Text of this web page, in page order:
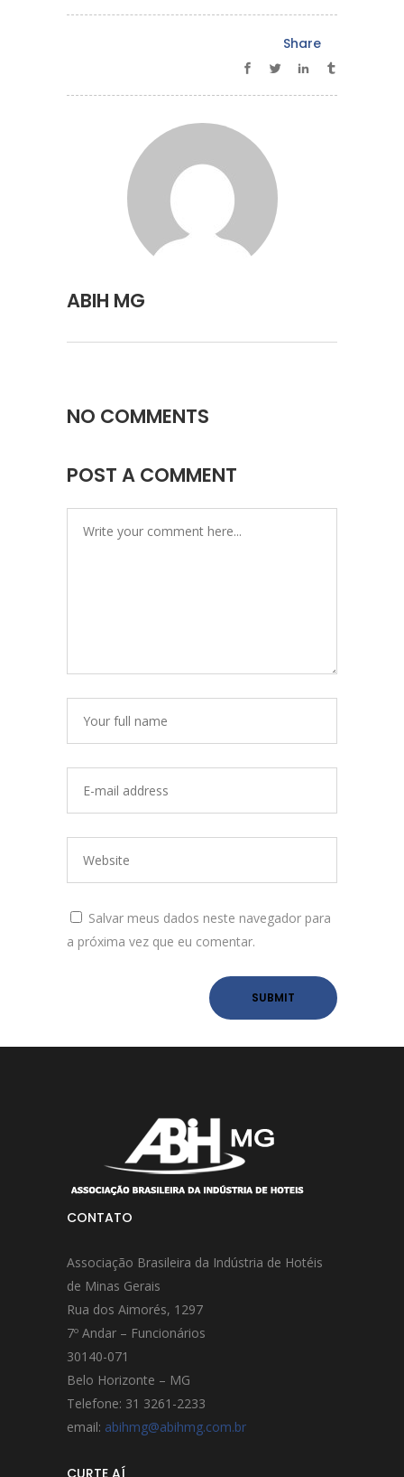
Share
ABIH MG
NO COMMENTS
POST A COMMENT
Salvar meus dados neste navegador para
a próxima vez que eu comentar.
CONTATO
Associação Brasileira da Indústria de Hotéis
de Minas Gerais
Rua dos Aimorés, 1297
7º Andar – Funcionários
30140-071
Belo Horizonte – MG
Telefone: 31 3261-2233
email: abihmg@abihmg.com.br
CURTE AÍ